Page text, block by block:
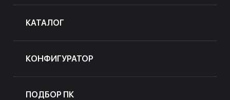
КАТАЛОГ
КОНФИГУРАТОР
ПОДБОР ПК